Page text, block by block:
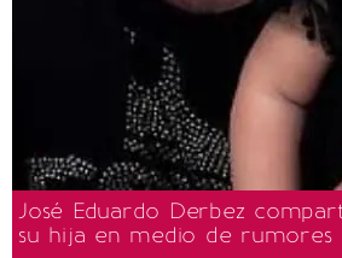
José Eduardo Derbez
su hija en medio de rumores